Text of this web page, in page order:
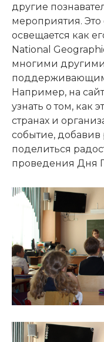
другие
мероприятия.
освещается как
National
многими
Например, на
узнать о том, как
странах и
событие, добавив
поделиться
проведения Дня